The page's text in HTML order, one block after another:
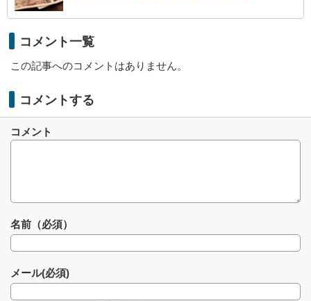
コメント一覧
この記事へのコメントはありません。
コメントする
コメント
名前（必須）
メール(必須)